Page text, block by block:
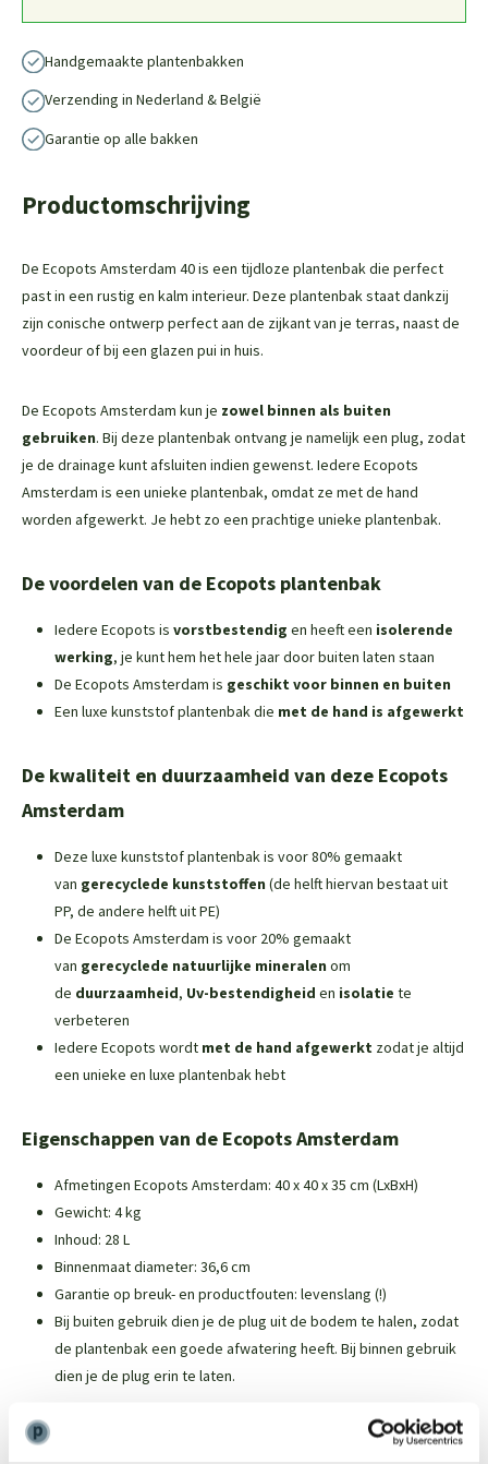
Handgemaakte plantenbakken
Verzending in Nederland & België
Garantie op alle bakken
Productomschrijving
De Ecopots Amsterdam 40 is een tijdloze plantenbak die perfect
past in een rustig en kalm interieur. Deze plantenbak staat dankzij
zijn conische ontwerp perfect aan de zijkant van je terras, naast de
voordeur of bij een glazen pui in huis.
De Ecopots Amsterdam kun je zowel binnen als buiten
gebruiken. Bij deze plantenbak ontvang je namelijk een plug, zodat
je de drainage kunt afsluiten indien gewenst. Iedere Ecopots
Amsterdam is een unieke plantenbak, omdat ze met de hand
worden afgewerkt. Je hebt zo een prachtige unieke plantenbak.
De voordelen van de Ecopots plantenbak
Iedere Ecopots is vorstbestendig en heeft een isolerende
werking, je kunt hem het hele jaar door buiten laten staan
De Ecopots Amsterdam is geschikt voor binnen en buiten
Een luxe kunststof plantenbak die met de hand is afgewerkt
De kwaliteit en duurzaamheid van deze Ecopots
Amsterdam
Deze luxe kunststof plantenbak is voor 80% gemaakt
van gerecyclede kunststoffen (de helft hiervan bestaat uit
PP, de andere helft uit PE)
De Ecopots Amsterdam is voor 20% gemaakt
van gerecyclede natuurlijke mineralen om
de duurzaamheid, Uv-bestendigheid en isolatie te
verbeteren
Iedere Ecopots wordt met de hand afgewerkt zodat je altijd
een unieke en luxe plantenbak hebt
Eigenschappen van de Ecopots Amsterdam
Afmetingen Ecopots Amsterdam: 40 x 40 x 35 cm (LxBxH)
Gewicht: 4 kg
Inhoud: 28 L
Binnenmaat diameter: 36,6 cm
Garantie op breuk- en productfouten: levenslang (!)
Bij buiten gebruik dien je de plug uit de bodem te halen, zodat
de plantenbak een goede afwatering heeft. Bij binnen gebruik
dien je de plug erin te laten.
Over Ecopots